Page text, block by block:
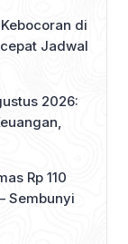
di
Jadwal
2026:
Rp 110
Sembunyi